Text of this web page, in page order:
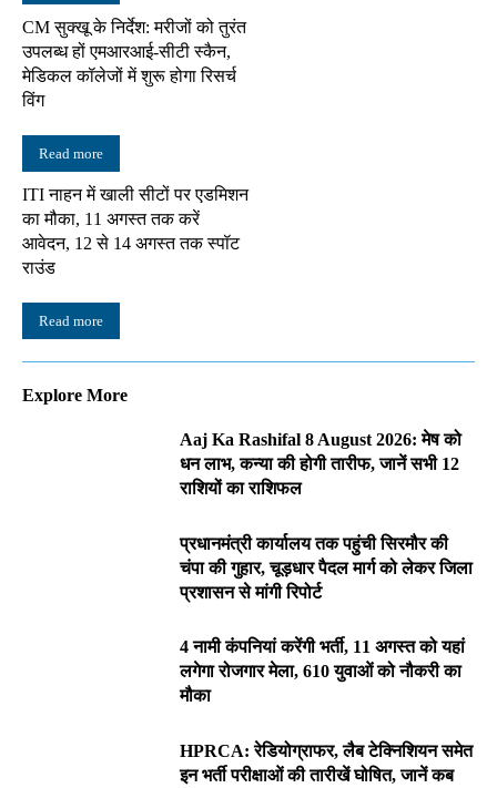
CM सुक्खू के निर्देश: मरीजों को तुरंत
उपलब्ध हों एमआरआई-सीटी स्कैन,
मेडिकल कॉलेजों में शुरू होगा रिसर्च
विंग
Read more
ITI नाहन में खाली सीटों पर एडमिशन
का मौका, 11 अगस्त तक करें
आवेदन, 12 से 14 अगस्त तक स्पॉट
राउंड
Read more
Explore More
Aaj Ka Rashifal 8 August 2026: मेष को
धन लाभ, कन्या की होगी तारीफ, जानें सभी 12
राशियों का राशिफल
प्रधानमंत्री कार्यालय तक पहुंची सिरमौर की
चंपा की गुहार, चूड़धार पैदल मार्ग को लेकर जिला
प्रशासन से मांगी रिपोर्ट
4 नामी कंपनियां करेंगी भर्ती, 11 अगस्त को यहां
लगेगा रोजगार मेला, 610 युवाओं को नौकरी का
मौका
HPRCA: रेडियोग्राफर, लैब टेक्निशियन समेत
इन भर्ती परीक्षाओं की तारीखें घोषित, जानें कब